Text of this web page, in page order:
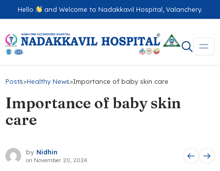
Hello and Welcome to Nadakkavil Hospital, Valanchery.
Posts>Healthy News>Importance of baby skin care
Importance of baby skin
care
by Nidhin
on November 20, 2024